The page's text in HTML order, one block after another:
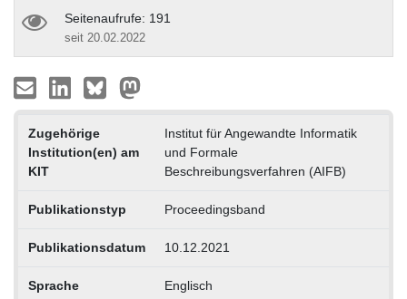
Seitenaufrufe: 191
seit 20.02.2022
Zugehörige
Institution(en) am
KIT
Institut für Angewandte Informatik
und Formale
Beschreibungsverfahren (AIFB)
Publikationstyp Proceedingsband
Publikationsdatum 10.12.2021
Sprache Englisch